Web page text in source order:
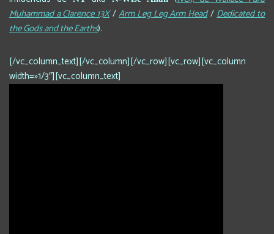
Muhammad a Clarence 13X/Arm Leg Leg Arm Head/Dedicated to
the Gods and the Earths).
[/vc_column_text][/vc_column][/vc_row][vc_row][vc_column
width=»1/3″][vc_column_text]